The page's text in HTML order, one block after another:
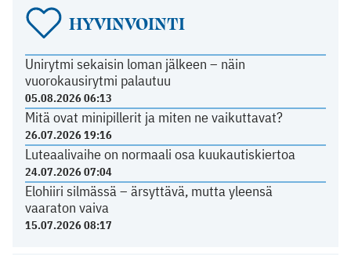
HYVINVOINTI
Unirytmi sekaisin loman jälkeen – näin
vuorokausirytmi palautuu
05.08.2026 06:13
Mitä ovat minipillerit ja miten ne vaikuttavat?
26.07.2026 19:16
Luteaalivaihe on normaali osa kuukautiskiertoa
24.07.2026 07:04
Elohiiri silmässä – ärsyttävä, mutta yleensä
vaaraton vaiva
15.07.2026 08:17